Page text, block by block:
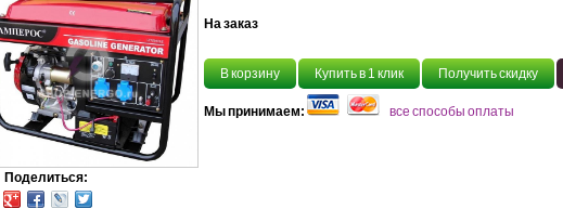
На заказ
В корзину Купить в 1 клик Получить скидку
Мы принимаем: все способы оплаты
Поделиться: